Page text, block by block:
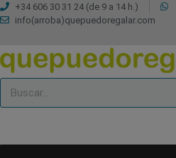
+34 606 30 31 24 (de 9 a 14 h.)
info(arroba)quepuedoregalar.com